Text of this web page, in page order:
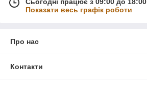
Показати весь графік роботи
Про нас
Контакти